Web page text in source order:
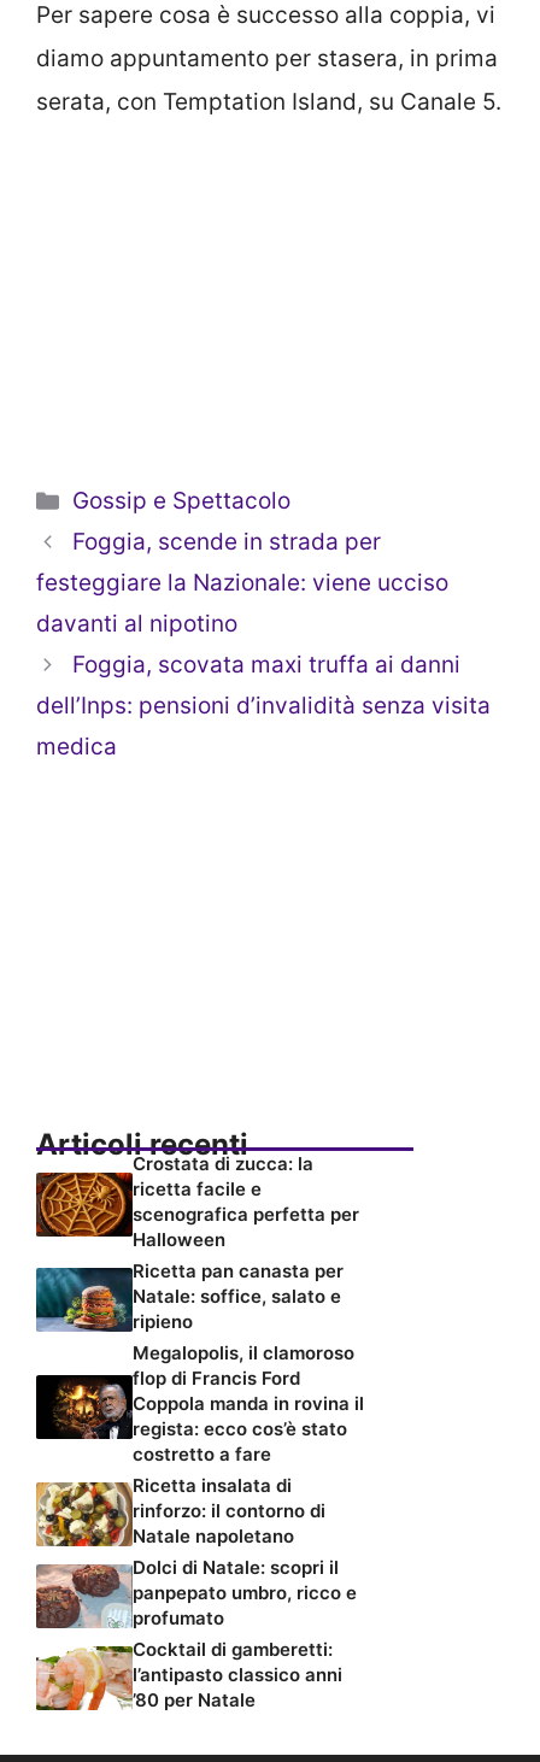
Per sapere cosa è successo alla coppia, vi
diamo appuntamento per stasera, in prima
serata, con Temptation Island, su Canale 5.
Categorie
Gossip e Spettacolo
Foggia, scende in strada per
festeggiare la Nazionale: viene ucciso
davanti al nipotino
Foggia, scovata maxi truffa ai danni
dell’Inps: pensioni d’invalidità senza visita
medica
Articoli recenti
Crostata di zucca: la
ricetta facile e
scenografica perfetta per
Halloween
Ricetta pan canasta per
Natale: soffice, salato e
ripieno
Megalopolis, il clamoroso
flop di Francis Ford
Coppola manda in rovina il
regista: ecco cos’è stato
costretto a fare
Ricetta insalata di
rinforzo: il contorno di
Natale napoletano
Dolci di Natale: scopri il
panpepato umbro, ricco e
profumato
Cocktail di gamberetti:
l’antipasto classico anni
’80 per Natale